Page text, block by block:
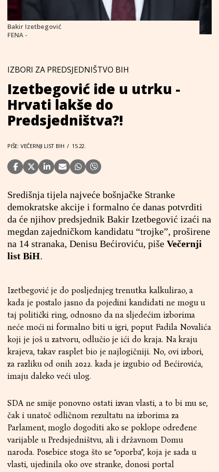
Bakir Izetbegović
FENA -
IZBORI ZA PREDSJEDNIŠTVO BIH
Izetbegović ide u utrku -
Hrvati lakše do
Predsjedništva?!
PIŠE: VEČERNJI LIST BIH / 15.22.
Središnja tijela najveće bošnjačke Stranke
demokratske akcije i formalno će danas potvrditi
da će njihov predsjednik Bakir Izetbegović izaći na
megdan zajedničkom kandidatu “trojke”, proširene
na 14 stranaka, Denisu Bećiroviću, piše Večernji
list BiH.
Izetbegović je do posljednjeg trenutka kalkulirao, a
kada je postalo jasno da pojedini kandidati ne mogu u
taj politički ring, odnosno da na sljedećim izborima
neće moći ni formalno biti u igri, poput Fadila Novalića
koji je još u zatvoru, odlučio je ići do kraja. Na kraju
krajeva, takav rasplet bio je najlogičniji. No, ovi izbori,
za razliku od onih 2022. kada je izgubio od Bećirovića,
imaju daleko veći ulog.
SDA ne smije ponovno ostati izvan vlasti, a to bi mu se,
čak i unatoč odličnom rezultatu na izborima za
Parlament, moglo dogoditi ako se poklope određene
varijable u Predsjedništvu, ali i državnom Domu
naroda. Posebice stoga što se “oporba”, koja je sada u
vlasti, ujedinila oko ove stranke, donosi portal